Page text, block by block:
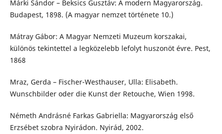
Márki Sándor – Beksics Gusztáv: A modern Magyarország.
Budapest, 1898. (A magyar nemzet története 10.)
Mátray Gábor: A Magyar Nemzeti Muzeum korszakai,
különös tekintettel a legközelebb lefolyt huszonöt évre. Pest,
1868
Mraz, Gerda – Fischer-Westhauser, Ulla: Elisabeth.
Wunschbilder oder die Kunst der Retouche, Wien 1998.
Németh Andrásné Farkas Gabriella: Magyarország első
Erzsébet szobra Nyirádon. Nyirád, 2002.